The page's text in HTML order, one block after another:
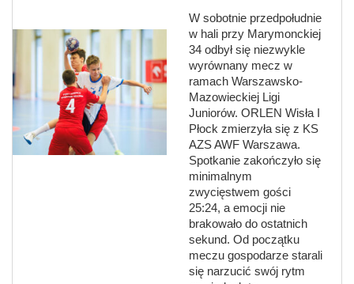
W sobotnie przedpołudnie
w hali przy Marymonckiej
34 odbył się niezwykle
wyrównany mecz w
ramach Warszawsko-
Mazowieckiej Ligi
Juniorów. ORLEN Wisła I
Płock zmierzyła się z KS
AZS AWF Warszawa.
Spotkanie zakończyło się
minimalnym
zwycięstwem gości
25:24, a emocji nie
brakowało do ostatnich
sekund. Od początku
meczu gospodarze starali
się narzucić swój rytm